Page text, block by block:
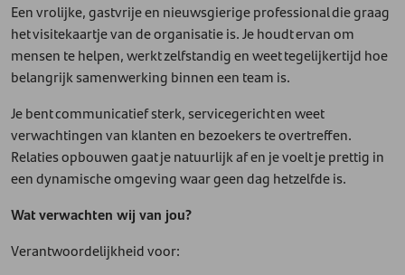
Een vrolijke, gastvrije en nieuwsgierige professional die graag
het visitekaartje van de organisatie is. Je houdt ervan om
mensen te helpen, werkt zelfstandig en weet tegelijkertijd hoe
belangrijk samenwerking binnen een team is.
Je bent communicatief sterk, servicegericht en weet
verwachtingen van klanten en bezoekers te overtreffen.
Relaties opbouwen gaat je natuurlijk af en je voelt je prettig in
een dynamische omgeving waar geen dag hetzelfde is.
Wat verwachten wij van jou?
Verantwoordelijkheid voor: